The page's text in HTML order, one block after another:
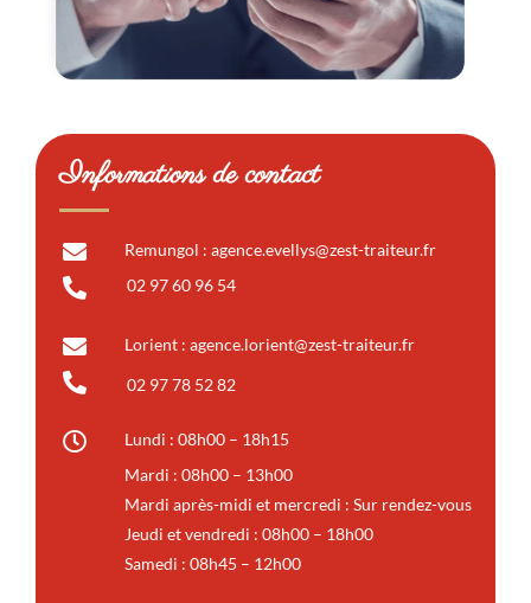
Informations de contact
Remungol : agence.evellys@zest-traiteur.fr
02 97 60 96 54
Lorient : agence.lorient@zest-traiteur.fr
02 97 78 52 82
Lundi : 08h00 – 18h15
Mardi : 08h00 – 13h00
Mardi après-midi et mercredi : Sur rendez-vous
Jeudi et vendredi : 08h00 – 18h00
Samedi : 08h45 – 12h00